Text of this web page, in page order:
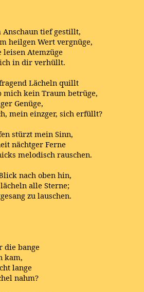
Anschaun tief gestillt,
heilgen Wert vergnüge,
Atemzüge
in dir verhüllt.
Lächeln quillt
mich kein Traum betrüge,
Genüge,
mein einzger, sich erfüllt?
stürzt mein Sinn,
nächtger Ferne
melodisch rauschen.
nach oben hin,
alle Sterne;
zu lauschen.
die bange
kam,
lange
nahm?